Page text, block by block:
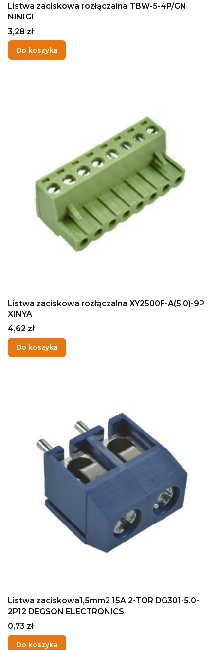
Listwa zaciskowa rozłączalna TBW-5-4P/GN
NINIGI
Cena
3,28 zł
Do koszyka
Listwa zaciskowa rozłączalna XY2500F-A(5.0)-9P
XINYA
Cena
4,62 zł
Do koszyka
Listwa zaciskowa1,5mm2 15A 2-TOR DG301-5.0-
2P12 DEGSON ELECTRONICS
Cena
0,73 zł
Do koszyka